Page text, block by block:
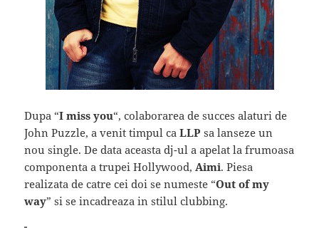
Dupa “I miss you“, colaborarea de succes alaturi de
John Puzzle, a venit timpul ca LLP sa lanseze un
nou single. De data aceasta dj-ul a apelat la frumoasa
componenta a trupei Hollywood,Aimi. Piesa
realizata de catre cei doi se numeste “Out of my
way” si se incadreaza in stilul clubbing.